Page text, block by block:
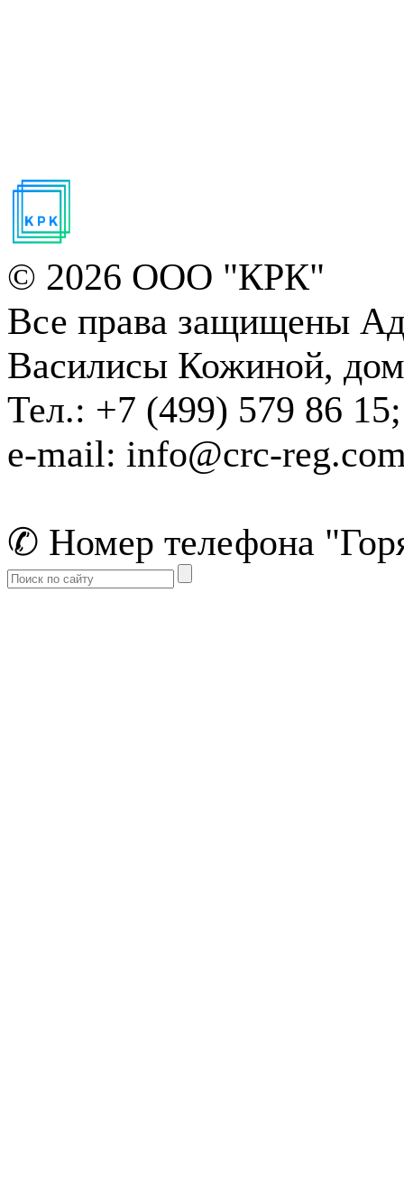
© 2026 ООО "КРК"
Все права защищены
Василисы Кожиной,
Тел.: +7 (499) 579 86 15;
e-mail: info@crc-
✆ Номер телефона